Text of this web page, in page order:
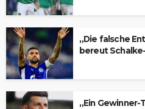
„Die falsche
bereut
„Ein Gewinner-